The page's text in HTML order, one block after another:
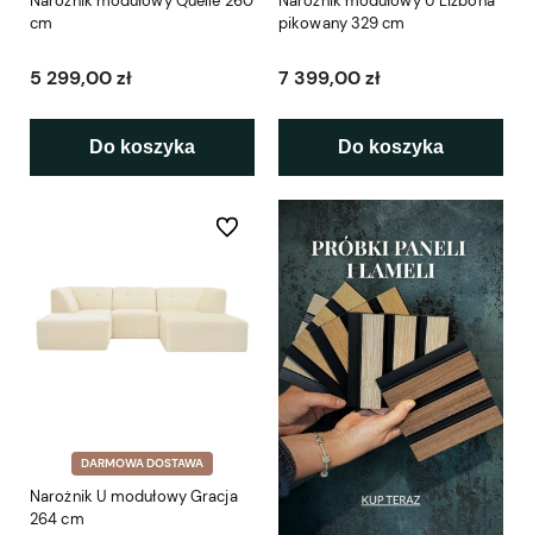
cm
5 299,00 zł
Do koszyka
pikowany 329 cm
7 399,00 zł
Do koszyka
DARMOWA DOSTAWA
Narożnik U modułowy Gracja
264 cm
Do ulubionych